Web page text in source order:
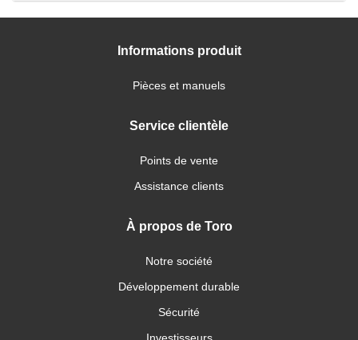
Informations produit
Pièces et manuels
Service clientèle
Points de vente
Assistance clients
À propos de Toro
Notre société
Développement durable
Sécurité